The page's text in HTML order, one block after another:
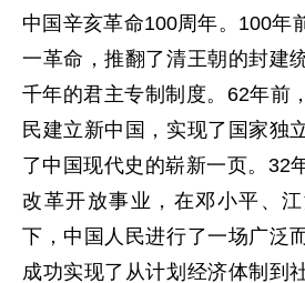
中国辛亥革命100周年。100年
一革命，推翻了清王朝的封建
千年的君主专制制度。62年前
民建立新中国，实现了国家独
了中国现代史的崭新一页。32
改革开放事业，在邓小平、
下，中国人民进行了一场广泛
成功实现了从计划经济体制到